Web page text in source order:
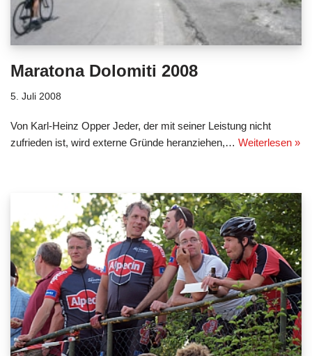
Maratona Dolomiti 2008
5. Juli 2008
Von Karl-Heinz Opper Jeder, der mit seiner Leistung nicht
zufrieden ist, wird externe Gründe heranziehen,… Weiterlesen »